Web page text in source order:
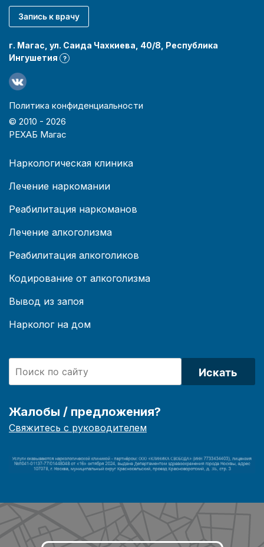
Запись к врачу
г. Магас, ул. Саида Чахкиева, 40/8, Республика
Ингушетия
?
Политика конфиденциальности
© 2010 - 2026
РЕХАБ Магас
Наркологическая клиника
Лечение наркомании
Реабилитация наркоманов
Лечение алкоголизма
Реабилитация алкоголиков
Кодирование от алкоголизма
Вывод из запоя
Нарколог на дом
Искать
Жалобы / предложения?
Свяжитесь с руководителем